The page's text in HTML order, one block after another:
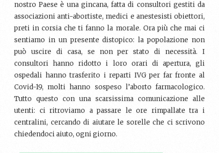
nostro Paese è una gincana, fatta di consultori gestiti da
associazioni anti-abortiste, medici e anestesisti obiettori,
preti in corsia che ti fanno la morale. Ora più che mai ci
sentiamo in un presente distopico: la popolazione non
può uscire di casa, se non per stato di necessità. I
consultori hanno ridotto i loro orari di apertura, gli
ospedali hanno trasferito i reparti IVG per far fronte al
Covid-19, molti hanno sospeso l’aborto farmacologico.
Tutto questo con una scarsissima comunicazione alle
utenti: ci ritroviamo a passare le ore rimpallate tra i
centralini, cercando di aiutare le sorelle che ci scrivono
chiedendoci aiuto, ogni giorno.